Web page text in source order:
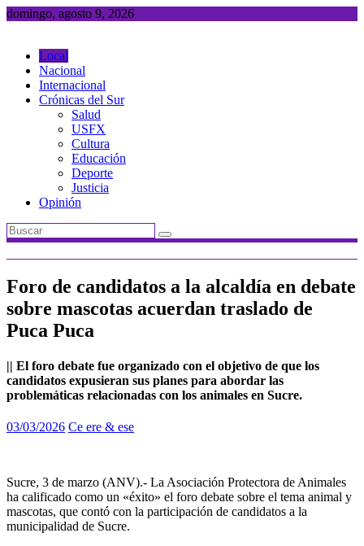
Saltar
domingo, agosto 9, 2026
Local
Nacional
Internacional
Crónicas del Sur
Salud
USFX
Cultura
Educación
Deporte
Justicia
Opinión
Foro de candidatos a la alcaldía en debate
sobre mascotas acuerdan traslado de
Puca Puca
|| El foro debate fue organizado con el objetivo de que los
candidatos expusieran sus planes para abordar las
problemáticas relacionadas con los animales en Sucre.
03/03/2026 Ce ere & ese
Sucre, 3 de marzo (ANV).- La Asociación Protectora de Animales
ha calificado como un «éxito» el foro debate sobre el tema animal y
mascotas, que contó con la participación de candidatos a la
municipalidad de Sucre.